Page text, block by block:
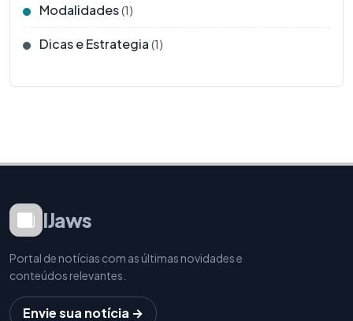
Modalidades(1)
Dicas e Estrategia (1)
IJaws
Portal de notícias com as últimas novidades e
conteúdos relevantes.
Envie sua notícia →